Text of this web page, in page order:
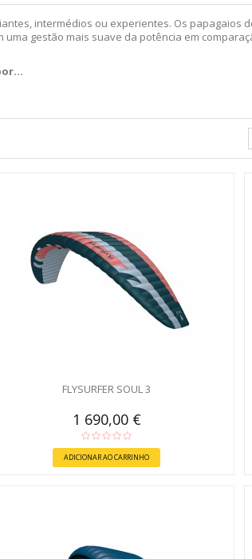
intermédios ou experientes. Os papagaios
gestão mais suave da potência em
FLYSURFER SOUL 3
1 690,00 €
ADICIONAR AO CARRINHO